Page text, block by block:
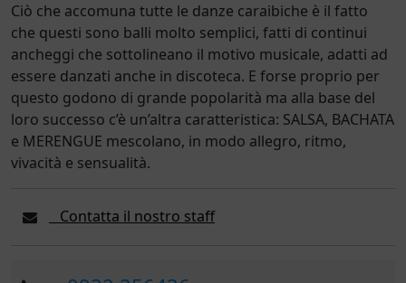
Ciò che accomuna tutte le danze caraibiche è il fatto
che questi sono balli molto semplici, fatti di continui
ancheggi che sottolineano il motivo musicale, adatti ad
essere danzati anche in discoteca. E forse proprio per
questo godono di grande popolarità ma alla base del
loro successo c’è un’altra caratteristica: SALSA, BACHATA
e MERENGUE mescolano, in modo allegro, ritmo,
vivacità e sensualità.
Contatta il nostro staff